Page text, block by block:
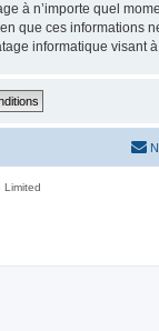
à n’importe quel
que ces informations
informatique visant
Limited